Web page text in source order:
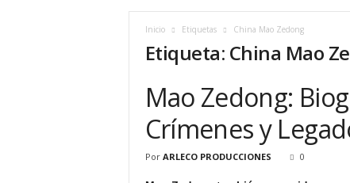
Inicio Etiquetas China Mao Zedong
Etiqueta: China Mao
Mao Zedong:
Crímenes y
Por ARLECO PRODUCCIONES 0